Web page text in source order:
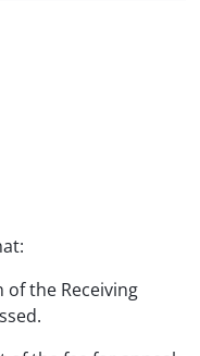
of the Receiving